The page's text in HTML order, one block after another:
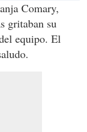
Comary,
gritaban su
equipo. El